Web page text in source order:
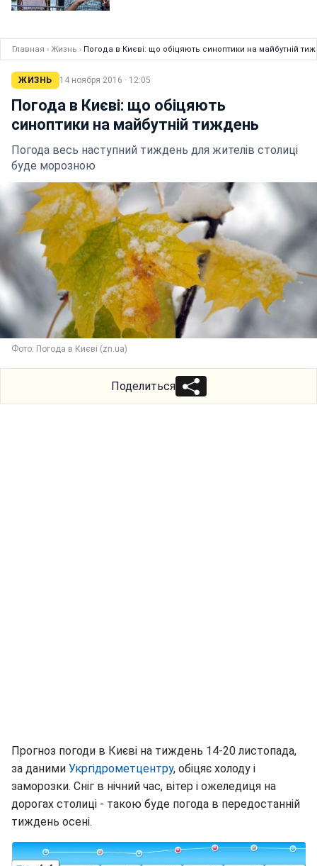
Главная › Жизнь › Погода в Києві: що обіцяють синоптики на майбутній
ЖИЗНЬ 14 ноября 2016 · 12:05
Погода в Києві: що обіцяють
синоптики на майбутній тиждень
Погода весь наступний тиждень для жителів столиці
буде морозною
Фото: Погода в Києві (zn.ua)
Поделиться
Прогноз погоди в Києві на тиждень 14-20 листопада,
за даними Укргідрометцентру, обіцяє холоду і
заморозки. Сніг в нічний час, вітер і ожеледиця на
дорогах столиці - такою буде погода в передостанній
тиждень осені.